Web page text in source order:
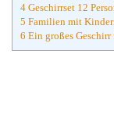
4 Geschirrset 12
5 Familien mit
6 Ein großes Geschirr